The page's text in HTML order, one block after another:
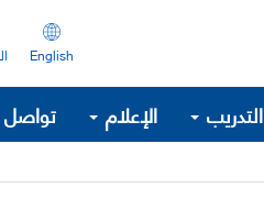
English
التدريب الإعلام تواصل